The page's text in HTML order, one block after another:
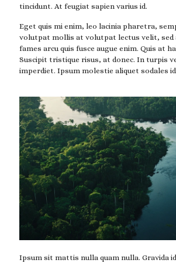
tincidunt. At feugiat sapien varius id.
Eget quis mi enim, leo lacinia pharetra,
volutpat mollis at volutpat lectus velit,
fames arcu quis fusce augue enim. Quis at
Suscipit tristique risus, at donec. In turpis
imperdiet. Ipsum molestie aliquet sodales
Ipsum sit mattis nulla quam nulla. Gravida